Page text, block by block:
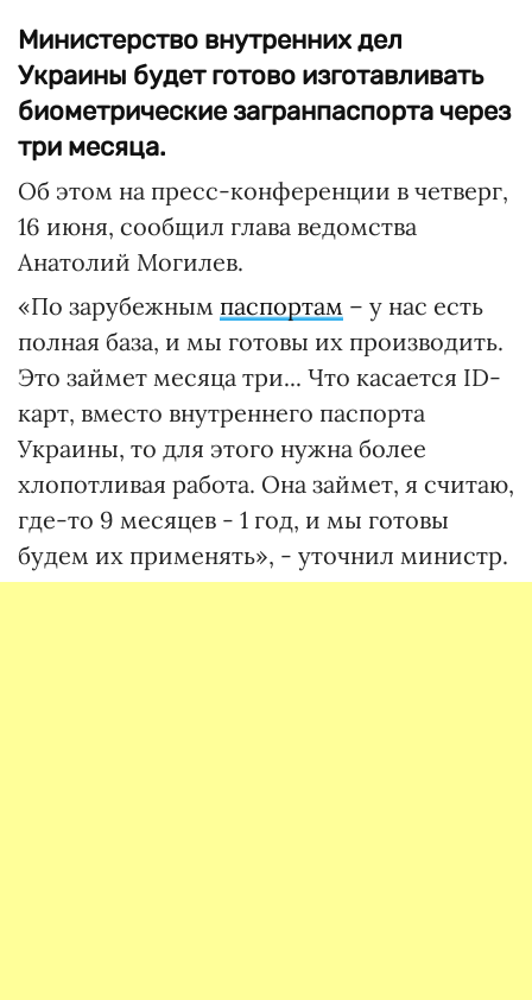
Министерство внутренних дел
Украины будет готово изготавливать
биометрические загранпаспорта через
три месяца.
Об этом на пресс-конференции в четверг,
16 июня, сообщил глава ведомства
Анатолий Могилев.
«По зарубежным паспортам – у нас есть
полная база, и мы готовы их производить.
Это займет месяца три... Что касается ID-
карт, вместо внутреннего паспорта
Украины, то для этого нужна более
хлопотливая работа. Она займет, я считаю,
где-то 9 месяцев - 1 год, и мы готовы
будем их применять», - уточнил министр.